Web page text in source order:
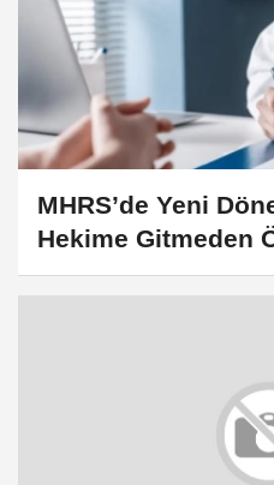
MHRS’de Yeni
Hekime Gitmeden
Onayı Zorunlu